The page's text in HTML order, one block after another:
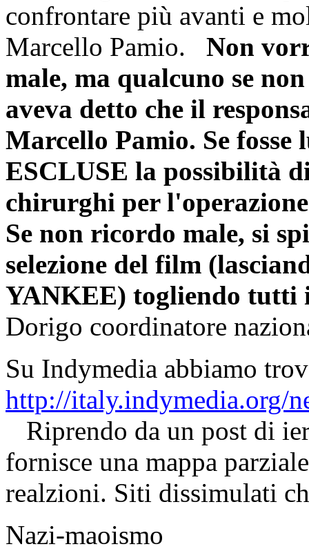
confrontare più avanti e
Marcello Pamio.
Non
male, ma qualcuno se
aveva detto che il
Marcello Pamio. Se
ESCLUSE la possibilità
chirurghi per
Se non ricordo male, si
selezione del film
YANKEE) togliendo
Dorigo coordinatore
Su Indymedia abbiamo
http://italy.indymedia.org/
Riprendo da un post di
fornisce una mappa
realzioni. Siti dissimulati
Nazi-maoismo